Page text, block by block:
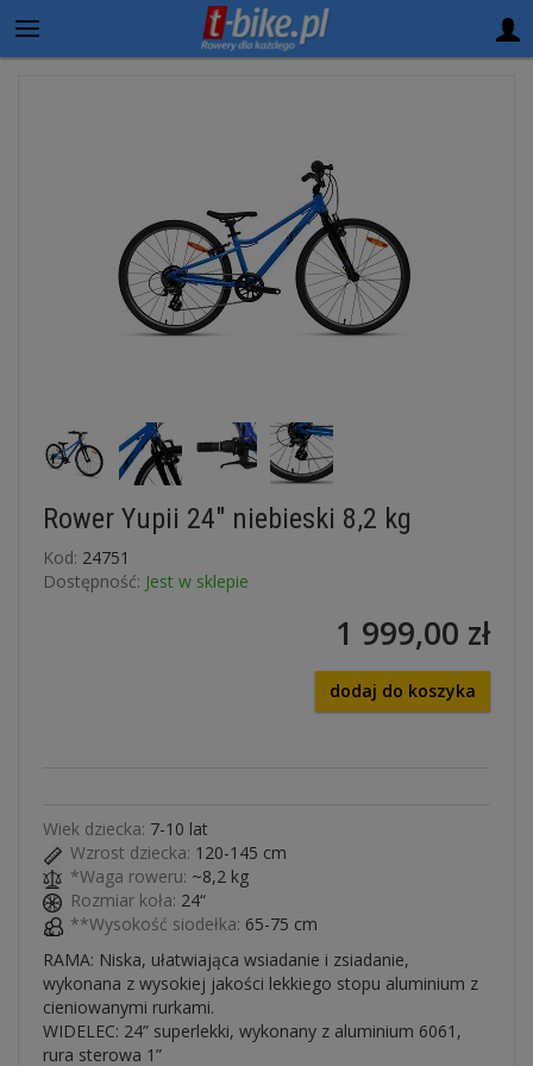
Rower Yupii 24" niebieski 8,2 kg
Kod: 24751
Dostępność: Jest w sklepie
1 999,00 zł
dodaj do koszyka
Wiek dziecka: 7-10 lat
Wzrost dziecka: 120-145 cm
*Waga roweru: ~8,2 kg
Rozmiar koła: 24“
**Wysokość siodełka: 65-75 cm
RAMA: Niska, ułatwiająca wsiadanie i zsiadanie,
wykonana z wysokiej jakości lekkiego stopu aluminium z
cieniowanymi rurkami.
WIDELEC: 24” superlekki, wykonany z aluminium 6061,
rura sterowa 1”